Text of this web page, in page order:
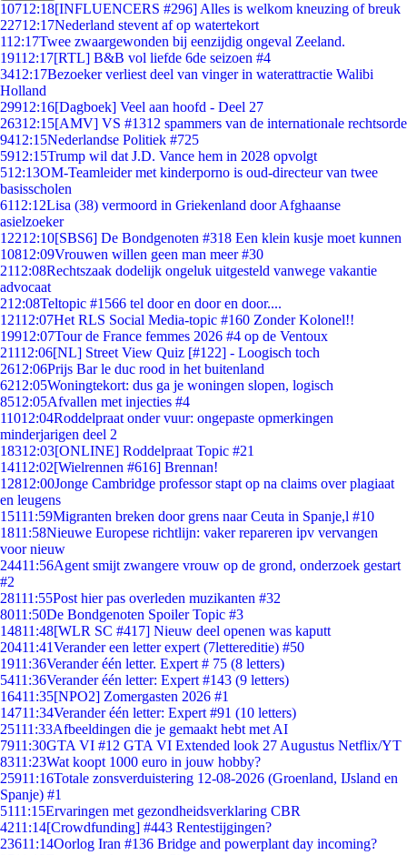
10712:18[INFLUENCERS #296] Alles is welkom kneuzing of breuk
22712:17Nederland stevent af op watertekort
112:17Twee zwaargewonden bij eenzijdig ongeval Zeeland.
19112:17[RTL] B&B vol liefde 6de seizoen #4
3412:17Bezoeker verliest deel van vinger in waterattractie Walibi
Holland
29912:16[Dagboek] Veel aan hoofd - Deel 27
26312:15[AMV] VS #1312 spammers van de internationale rechtsorde
9412:15Nederlandse Politiek #725
5912:15Trump wil dat J.D. Vance hem in 2028 opvolgt
512:13OM-Teamleider met kinderporno is oud-directeur van twee
basisscholen
6112:12Lisa (38) vermoord in Griekenland door Afghaanse
asielzoeker
12212:10[SBS6] De Bondgenoten #318 Een klein kusje moet kunnen
10812:09Vrouwen willen geen man meer #30
2112:08Rechtszaak dodelijk ongeluk uitgesteld vanwege vakantie
advocaat
212:08Teltopic #1566 tel door en door en door....
12112:07Het RLS Social Media-topic #160 Zonder Kolonel!!
19912:07Tour de France femmes 2026 #4 op de Ventoux
21112:06[NL] Street View Quiz [#122] - Loogisch toch
2612:06Prijs Bar le duc rood in het buitenland
6212:05Woningtekort: dus ga je woningen slopen, logisch
8512:05Afvallen met injecties #4
11012:04Roddelpraat onder vuur: ongepaste opmerkingen
minderjarigen deel 2
18312:03[ONLINE] Roddelpraat Topic #21
14112:02[Wielrennen #616] Brennan!
12812:00Jonge Cambridge professor stapt op na claims over plagiaat
en leugens
15111:59Migranten breken door grens naar Ceuta in Spanje,l #10
1811:58Nieuwe Europese richtlijn: vaker repareren ipv vervangen
voor nieuw
24411:56Agent smijt zwangere vrouw op de grond, onderzoek gestart
#2
28111:55Post hier pas overleden muzikanten #32
8011:50De Bondgenoten Spoiler Topic #3
14811:48[WLR SC #417] Nieuw deel openen was kaputt
20411:41Verander een letter expert (7lettereditie) #50
1911:36Verander één letter. Expert # 75 (8 letters)
5411:36Verander één letter: Expert #143 (9 letters)
16411:35[NPO2] Zomergasten 2026 #1
14711:34Verander één letter: Expert #91 (10 letters)
25111:33Afbeeldingen die je gemaakt hebt met AI
7911:30GTA VI #12 GTA VI Extended look 27 Augustus Netflix/YT
8311:23Wat koopt 1000 euro in jouw hobby?
25911:16Totale zonsverduistering 12-08-2026 (Groenland, IJsland en
Spanje) #1
5111:15Ervaringen met gezondheidsverklaring CBR
4211:14[Crowdfunding] #443 Rentestijgingen?
23611:14Oorlog Iran #136 Bridge and powerplant day incoming?